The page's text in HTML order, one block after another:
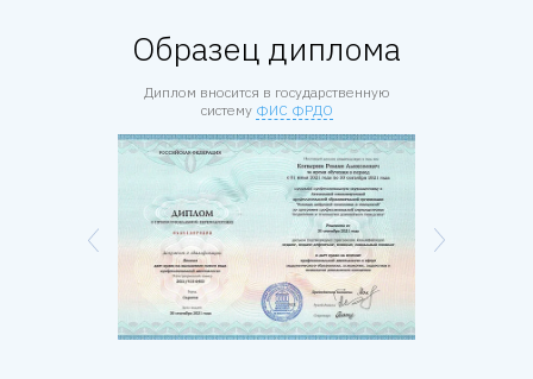
Образец диплома
Диплом вносится в государственную
систему ФИС ФРДО